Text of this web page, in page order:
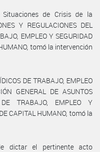
de Crisis de la
Y REGULACIONES DEL
EMPLEO Y SEGURIDAD
tomó la intervención
DE TRABAJO, EMPLEO
GENERAL DE ASUNTOS
TRABAJO, EMPLEO Y
CAPITAL HUMANO, tomó la
dictar el pertinente acto